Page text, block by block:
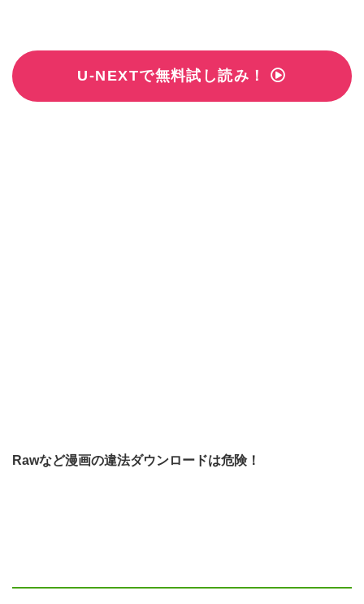
U-NEXTで無料試し読み！
Rawなど漫画の違法ダウンロードは危険！